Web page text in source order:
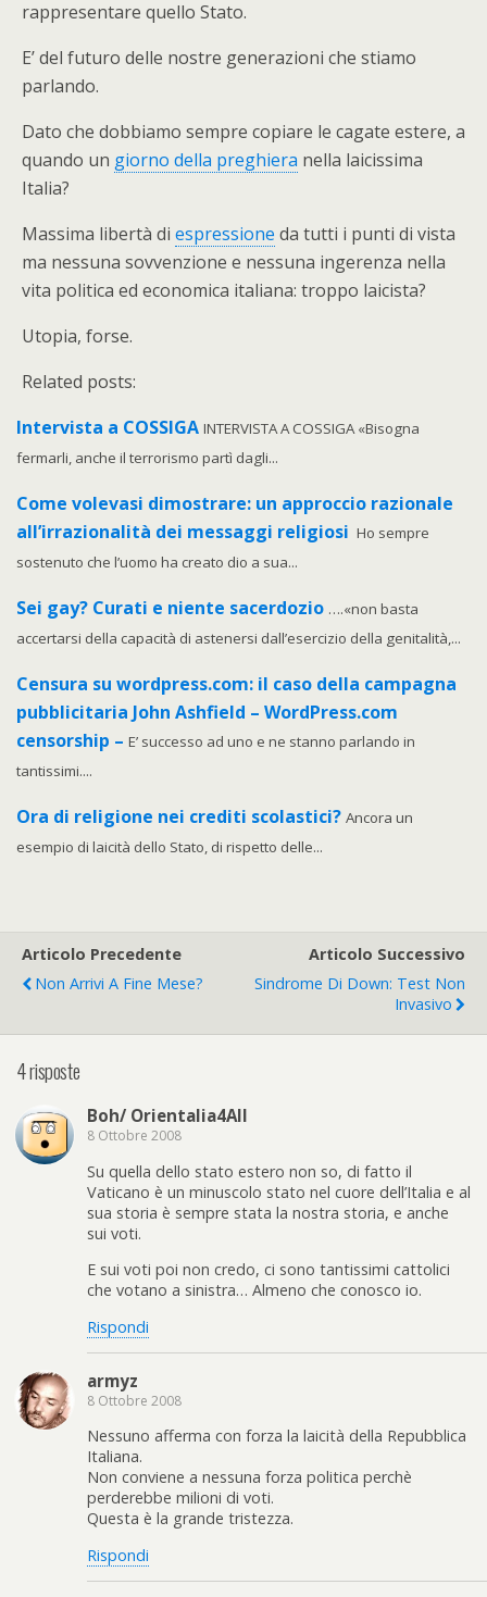
rappresentare quello Stato.
E’ del futuro delle nostre generazioni che stiamo
parlando.
Dato che dobbiamo sempre copiare le cagate estere, a
quando un giorno della preghiera nella laicissima
Italia?
Massima libertà di espressione da tutti i punti di vista
ma nessuna sovvenzione e nessuna ingerenza nella
vita politica ed economica italiana: troppo laicista?
Utopia, forse.
Related posts:
Intervista a COSSIGA INTERVISTA A COSSIGA «Bisogna
fermarli, anche il terrorismo partì dagli...
Come volevasi dimostrare: un approccio razionale
all’irrazionalità dei messaggi religiosi Ho sempre
sostenuto che l’uomo ha creato dio a sua...
Sei gay? Curati e niente sacerdozio ….«non basta
accertarsi della capacità di astenersi dall’esercizio della genitalità,...
Censura su wordpress.com: il caso della campagna
pubblicitaria John Ashfield – WordPress.com
censorship – E’ successo ad uno e ne stanno parlando in
tantissimi....
Ora di religione nei crediti scolastici? Ancora un
esempio di laicità dello Stato, di rispetto delle...
Articolo Precedente
Non Arrivi A Fine Mese?
Articolo Successivo
Sindrome Di Down: Test Non
Invasivo
4 risposte
Boh/ Orientalia4All
8 Ottobre 2008
Su quella dello stato estero non so, di fatto il
Vaticano è un minuscolo stato nel cuore dell’Italia e al
sua storia è sempre stata la nostra storia, e anche
sui voti.
E sui voti poi non credo, ci sono tantissimi cattolici
che votano a sinistra… Almeno che conosco io.
Rispondi
armyz
8 Ottobre 2008
Nessuno afferma con forza la laicità della Repubblica
Italiana.
Non conviene a nessuna forza politica perchè
perderebbe milioni di voti.
Questa è la grande tristezza.
Rispondi